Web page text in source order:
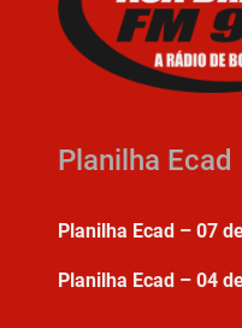
Planilha Ecad
Planilha Ecad – 07
Planilha Ecad – 04